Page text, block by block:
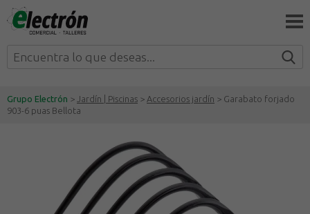
Grupo Electrón > Jardín | Piscinas > Accesorios jardín > Garabato forjado
903-6 puas Bellota